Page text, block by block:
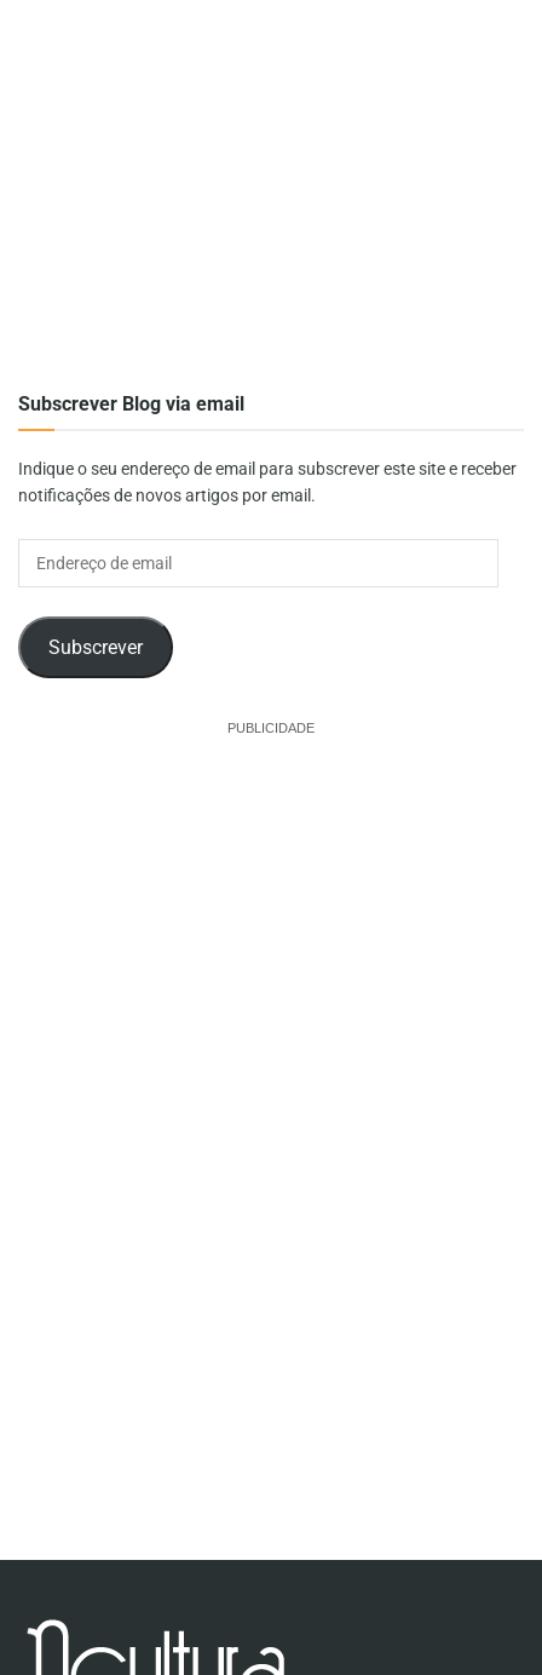
Subscrever Blog via email
Indique o seu endereço de email para subscrever este site e receber
notificações de novos artigos por email.
Subscrever
PUBLICIDADE